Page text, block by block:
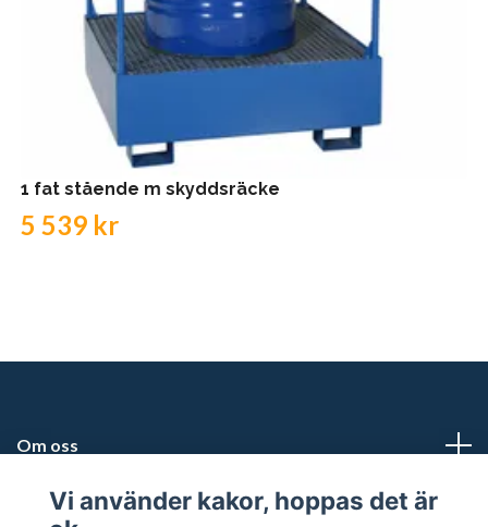
1 fat stående m skyddsräcke
5 539 kr
Om oss
Kundtjänst
Vi använder kakor, hoppas det är